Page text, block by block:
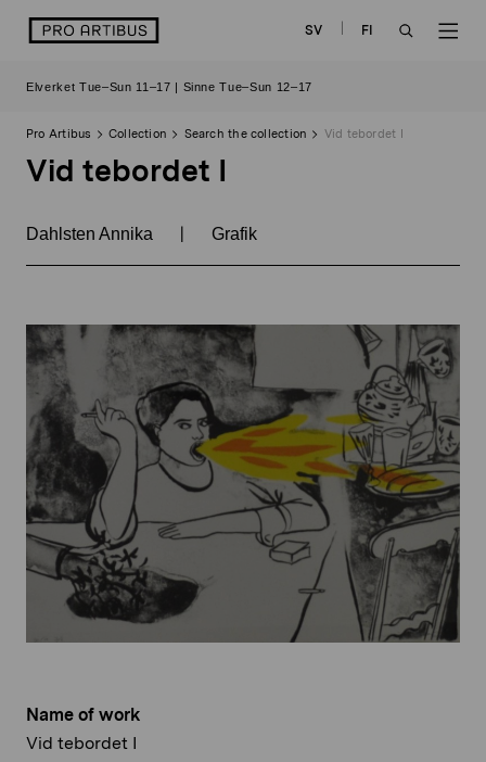
logo SV
FI
Elverket Tue–Sun 11–17 | Sinne Tue–Sun 12–17
Pro Artibus Collection Search the collection Vid tebordet I
Vid tebordet I
Dahlsten Annika | Grafik
Name of work
Vid tebordet I